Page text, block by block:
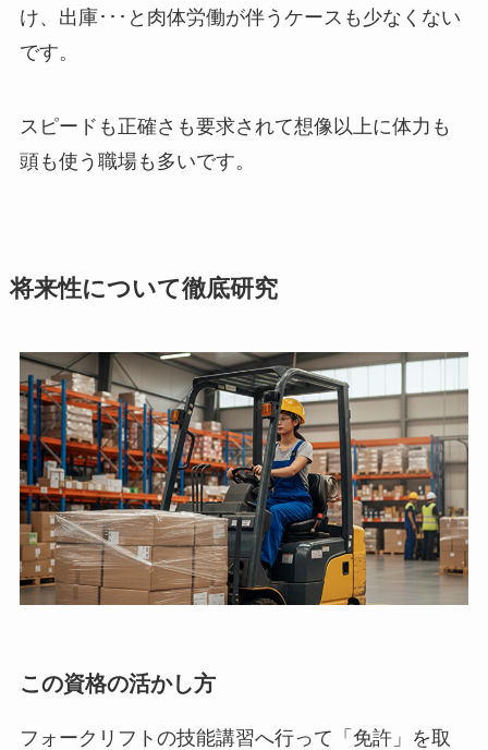
け、出庫･･･と肉体労働が伴うケースも少なくない
です。
スピードも正確さも要求されて想像以上に体力も
頭も使う職場も多いです。
将来性について徹底研究
この資格の活かし方
フォークリフトの技能講習へ行って「免許」を取